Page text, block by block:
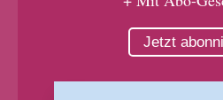
Jetzt